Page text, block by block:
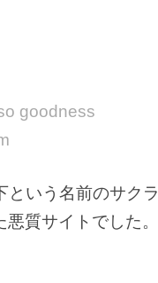
goodness
という名前のサク
質サイトでした。